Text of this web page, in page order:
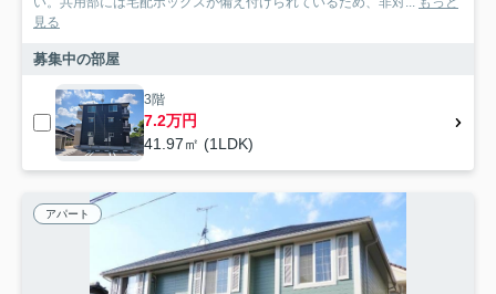
見る
募集中の部屋
3階
7.2万円
41.97㎡ (1LDK)
アパート